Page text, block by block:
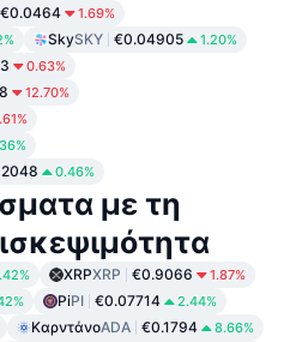
€0.0464 1.69%
SkySKY €0.04905 1.20%
0.63%
12.70%
0.46%
με τη
XRPXRP €0.9066 1.87%
PiPI €0.07714 2.44%
ΚαρντάνοADA €0.1794 8.66%